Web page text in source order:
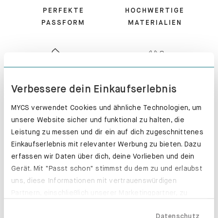
Verbessere dein Einkaufserlebnis
MYCS verwendet Cookies und ähnliche Technologien, um
unsere Website sicher und funktional zu halten, die
Leistung zu messen und dir ein auf dich zugeschnittenes
Einkaufserlebnis mit relevanter Werbung zu bieten. Dazu
erfassen wir Daten über dich, deine Vorlieben und dein
Gerät. Mit "Passt schon" stimmst du dem zu und erlaubst
uns, diese Informationen mit vertrauenswürdigen
Datenschutz
PERFEKTE
PASSFORM
HOCHWERTIGE
MATERIALIEN
KUNDENSERVICE
MONTIERT -
100 TAGE
RÜCKGABE
EXPRESS-
PRODUKTION